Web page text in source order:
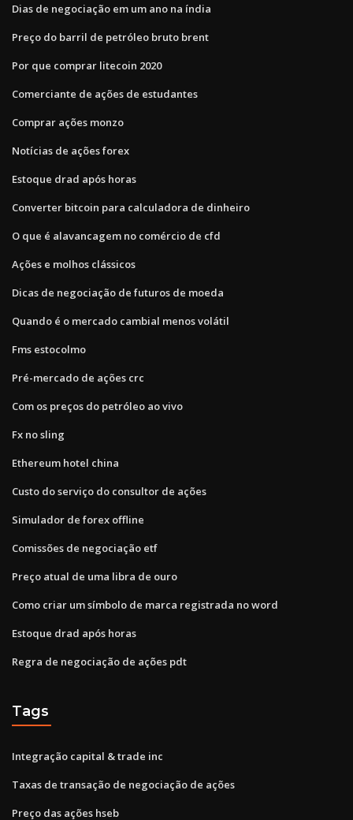
Dias de negociação em um ano na índia
Preço do barril de petróleo bruto brent
Por que comprar litecoin 2020
Comerciante de ações de estudantes
Comprar ações monzo
Notícias de ações forex
Estoque drad após horas
Converter bitcoin para calculadora de dinheiro
O que é alavancagem no comércio de cfd
Ações e molhos clássicos
Dicas de negociação de futuros de moeda
Quando é o mercado cambial menos volátil
Fms estocolmo
Pré-mercado de ações crc
Com os preços do petróleo ao vivo
Fx no sling
Ethereum hotel china
Custo do serviço do consultor de ações
Simulador de forex offline
Comissões de negociação etf
Preço atual de uma libra de ouro
Como criar um símbolo de marca registrada no word
Estoque drad após horas
Regra de negociação de ações pdt
Tags
Integração capital & trade inc
Taxas de transação de negociação de ações
Preço das ações hseb